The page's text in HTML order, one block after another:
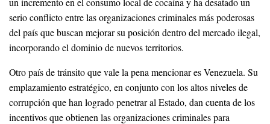
serio conflicto entre las organizaciones criminales más poderosas
del país que buscan mejorar su posición dentro del mercado ilegal,
incorporando el dominio de nuevos territorios.
Otro país de tránsito que vale la pena mencionar es Venezuela. Su
emplazamiento estratégico, en conjunto con los altos niveles de
corrupción que han logrado penetrar al Estado, dan cuenta de los
incentivos que obtienen las organizaciones criminales para